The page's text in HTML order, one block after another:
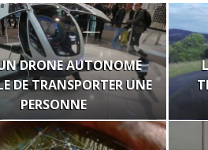
DRONE AUTONOME
DE TRANSPORTER UNE
PERSONNE